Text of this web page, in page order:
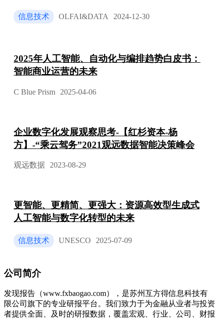
信息技术 OLFAI&DATA 2024-12-30
2025年人工智能、自动化与编排趋势白皮书：
智能商业运营的未来
C Blue Prism 2025-04-06
企业数字化发展观察思考-【红杉资本-杨
方】-“乘云驾务”2021观远数据智能决策峰会
观远数据 2023-08-29
更智能、更精简、更强大：资源高效型生成式
人工智能与数字化转型的未来
信息技术 UNESCO 2025-07-09
公司简介
发现报告（www.fxbaogao.com），是苏州互方得信息科技有
限公司旗下的专业研报平台。我们致力于为金融从业者与投资
者提供全面、及时的研报数据，覆盖宏观、行业、公司、财报